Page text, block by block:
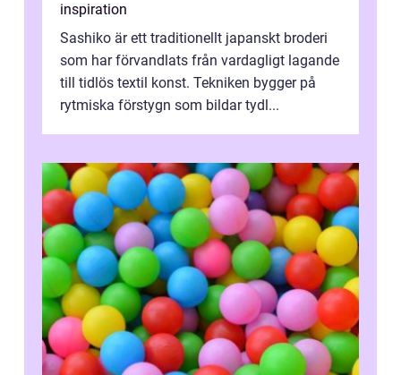
inspiration
Sashiko är ett traditionellt japanskt broderi
som har förvandlats från vardagligt lagande
till tidlös textil konst. Tekniken bygger på
rytmiska förstygn som bildar tydl...